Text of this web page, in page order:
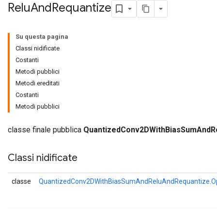
ReluAndRequantize
Su questa pagina
Classi nidificate
Costanti
Metodi pubblici
Metodi ereditati
Costanti
Metodi pubblici
classe finale pubblica
Classi nidificate
classe